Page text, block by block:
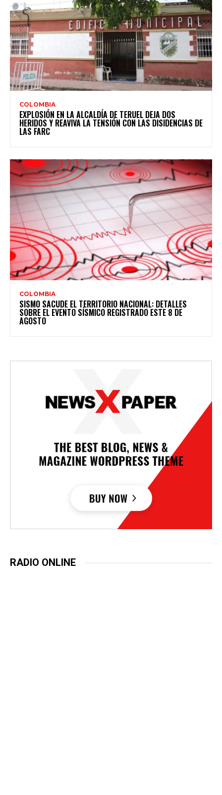
COLOMBIA
EXPLOSIÓN EN LA ALCALDÍA DE TERUEL DEJA DOS
HERIDOS Y REAVIVA LA TENSIÓN CON LAS DISIDENCIAS DE
LAS FARC
COLOMBIA
SISMO SACUDE EL TERRITORIO NACIONAL: DETALLES
SOBRE EL EVENTO SÍSMICO REGISTRADO ESTE 8 DE
AGOSTO
RADIO ONLINE